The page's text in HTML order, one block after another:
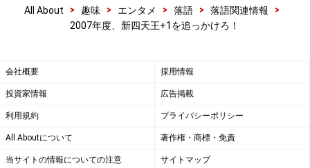
All About > 趣味 > エンタメ > 落語 > 落語関連情報
>
2007年度、新四天王+1を追っかけろ！
会社概要 採用情報
投資家情報 広告掲載
利用規約 プライバシーポリシー
All Aboutについて 著作権・商標・免責
当サイトの情報についての注意 サイトマップ